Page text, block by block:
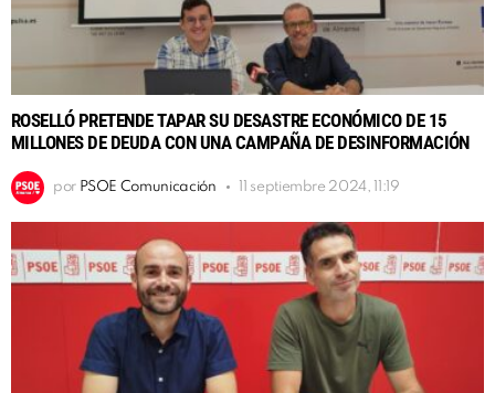
ROSELLÓ PRETENDE TAPAR SU DESASTRE ECONÓMICO DE 15
MILLONES DE DEUDA CON UNA CAMPAÑA DE DESINFORMACIÓN
por PSOE Comunicación 11 septiembre 2024, 11:19